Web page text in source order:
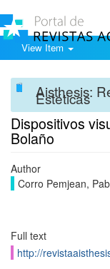
View Item
Aisthesis:
Estéticas
Dispositivos
Bolaño
Author
Corro Pemjean,
Full text
http://